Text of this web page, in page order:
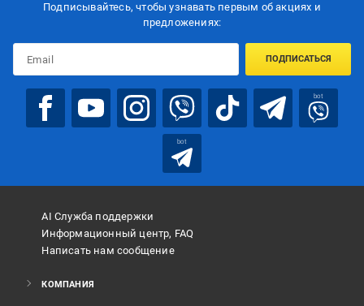
Подписывайтесь, чтобы узнавать первым об акцияx и
предложениях:
ПОДПИСАТЬСЯ
bot
bot
AI Служба поддержки
Информационный центр, FAQ
Написать нам сообщение
КОМПАНИЯ